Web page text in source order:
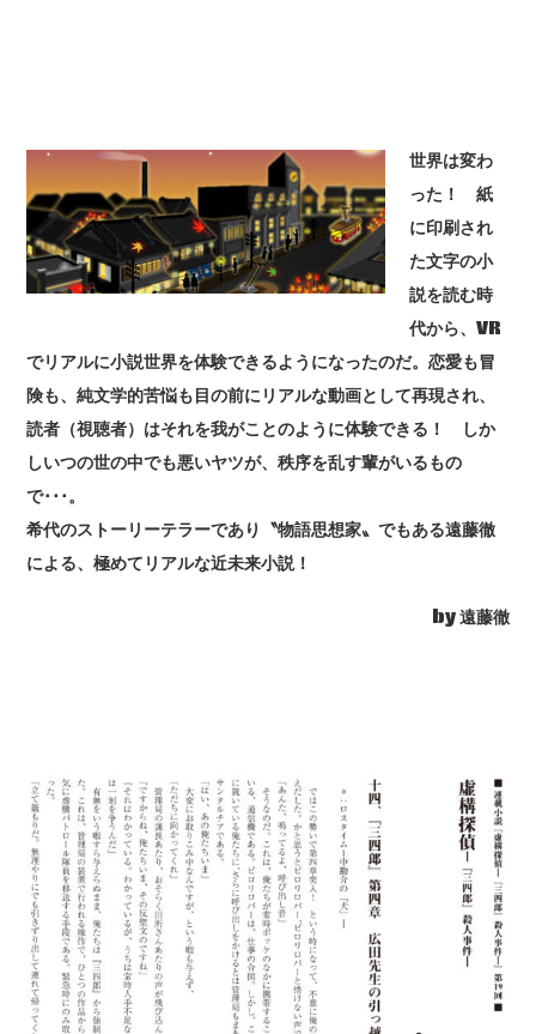
世界は変わ
った！ 紙
に印刷され
た文字の小
説を読む時
代から、VR
でリアルに小説世界を体験できるようになったのだ。恋愛も冒
険も、純文学的苦悩も目の前にリアルな動画として再現され、
読者（視聴者）はそれを我がことのように体験できる！ しか
しいつの世の中でも悪いヤツが、秩序を乱す輩がいるもの
で･･･。
希代のストーリーテラーであり〝物語思想家〟でもある遠藤徹
による、極めてリアルな近未来小説！
by 遠藤徹